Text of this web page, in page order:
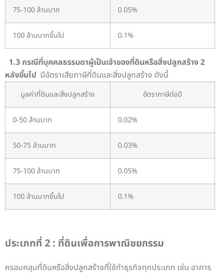
75-100 ล้านบาท 0.05%
100 ล้านบาทขึ้นไป 0.1%
1.3 กรณีที่บุคคลธรรมดาผู้เป็นเจ้าของที่ดินหรือสิ่งปลูกสร้าง 2
หลังขึ้นไป มีอัตราเสียภาษีที่ดินและสิ่งปลูกสร้าง ดังนี้
มูลค่าที่ดินและสิ่งปลูกสร้าง อัตราภาษีต่อปี
0-50 ล้านบาท 0.02%
50-75 ล้านบาท 0.03%
75-100 ล้านบาท 0.05%
100 ล้านบาทขึ้นไป 0.1%
ประเภทที่ 2 : ที่ดินเพื่อการพาณิชยกรรม
ครอบคลุมที่ดินหรือสิ่งปลูกสร้างที่ใช้ทำธุรกิจทุกประเภท เช่น อาคาร